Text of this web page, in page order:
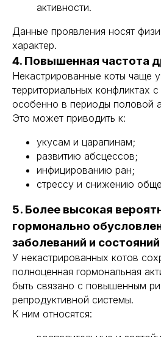
активности.
Данные проявления носят
характер.
4. Повышенная частота
Некастрированные коты чаще
территориальных конфликтах
особенно в периоды половой
Это может приводить к:
укусам и царапинам;
развитию абсцессов;
инфицированию ран;
стрессу и снижению
5. Более высокая
гормонально
заболеваний и состояний
У некастрированных котов
полноценная гормональная
быть связано с повышенным
репродуктивной системы.
К ним относятся: